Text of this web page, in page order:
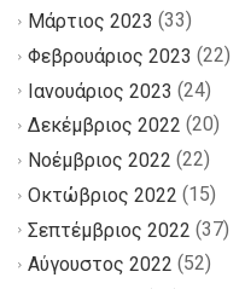
Μάρτιος 2023 (33)
Φεβρουάριος 2023 (22)
Ιανουάριος 2023 (24)
Δεκέμβριος 2022 (20)
Νοέμβριος 2022 (22)
Οκτώβριος 2022 (15)
Σεπτέμβριος 2022 (37)
Αύγουστος 2022 (52)